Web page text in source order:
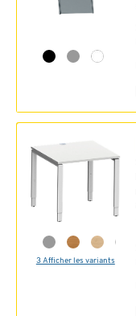
3 Afficher les variants